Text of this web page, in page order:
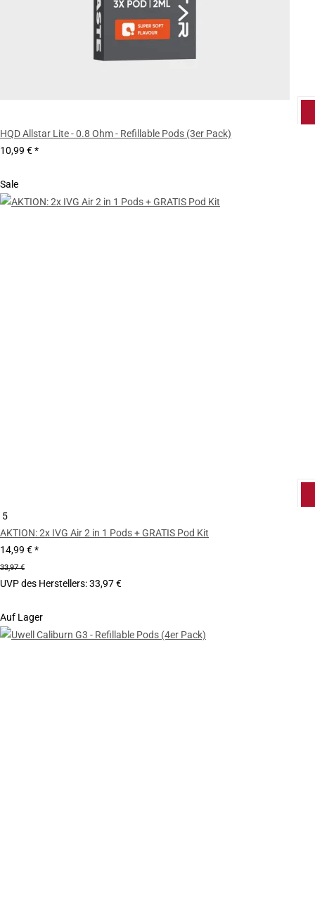
HQD Allstar Lite - 0.8 Ohm - Refillable Pods (3er Pack)
10,99 €*
Sale
5
AKTION: 2x IVG Air 2 in 1 Pods + GRATIS Pod Kit
14,99 €*
33,97 €
UVP des Herstellers:33,97 €
Auf Lager